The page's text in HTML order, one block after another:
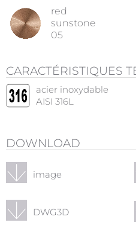
red
sunstone
05
CARACTÉRISTIQUES
acier inoxydable
AISI 316L
DOWNLOAD
image
DWG3D